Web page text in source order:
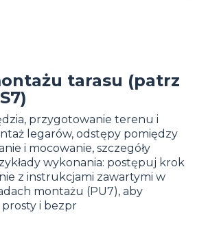
tarasu (patrz
przygotowanie terenu i
legarów, odstępy pomiędzy
i mocowanie, szczegóły
wykonania: postępuj krok
z instrukcjami zawartymi w
montażu (PU7), aby
i bezpr